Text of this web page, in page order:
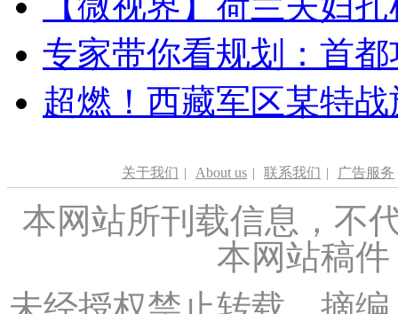
专家带你看规划：首
超燃！西藏军区某特
关于我们 | About us | 联系我们 | 广告服务
本网站所刊载信息，不
本网站稿